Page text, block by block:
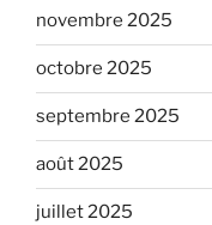
novembre 2025
octobre 2025
septembre 2025
août 2025
juillet 2025